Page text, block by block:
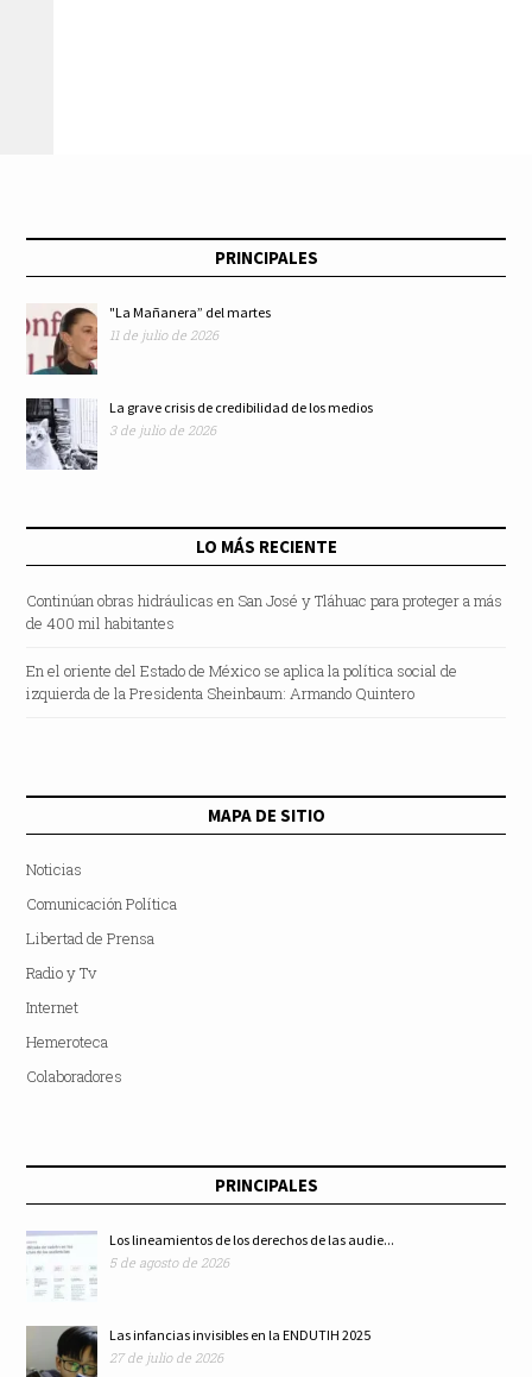
PRINCIPALES
"La Mañanera” del martes
11 de julio de 2026
La grave crisis de credibilidad de los medios
3 de julio de 2026
LO MÁS RECIENTE
Continúan obras hidráulicas en San José y Tláhuac para proteger a más
de 400 mil habitantes
En el oriente del Estado de México se aplica la política social de
izquierda de la Presidenta Sheinbaum: Armando Quintero
MAPA DE SITIO
Noticias
Comunicación Política
Libertad de Prensa
Radio y Tv
Internet
Hemeroteca
Colaboradores
PRINCIPALES
Los lineamientos de los derechos de las audie...
5 de agosto de 2026
Las infancias invisibles en la ENDUTIH 2025
27 de julio de 2026